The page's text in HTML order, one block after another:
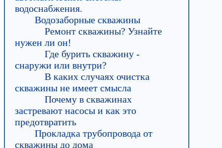
водоснабжения.
Водозаборные скважины
Ремонт скважины? Узнайте
нужен ли он!
Где бурить скважину -
снаружи или внутри?
В каких случаях очистка
скважины не имеет смысла
Почему в скважинах
застревают насосы и как это
предотвратить
Прокладка трубопровода от
скважины до дома